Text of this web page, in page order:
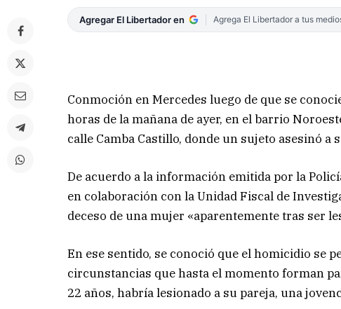
Agregar El Libertador en Agrega El Libertador a tus
Conmoción en Mercedes luego de que se
horas de la mañana de ayer, en el barrio
calle Camba Castillo, donde un sujeto asesinó
De acuerdo a la información emitida por la
en colaboración con la Unidad Fiscal de
deceso de una mujer «aparentemente tras ser
En ese sentido, se conoció que el homicidio se
circunstancias que hasta el momento forman
22 años, habría lesionado a su pareja, una